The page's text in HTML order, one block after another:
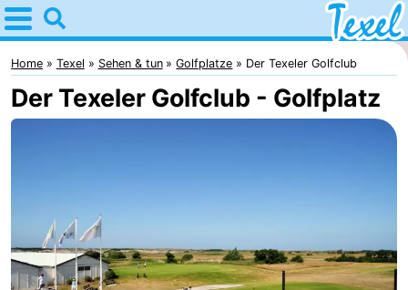
Home
Texel
Tipps
Den
-
Home Texel Sehen & tun Golfplatze Der Texeler Golfclub
Der Texeler Golfclub - Golfplatz